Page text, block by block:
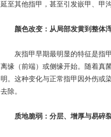
延至其他指甲，甚至引发嵌甲、甲
颜色改变：从局部发黄到整体
灰指甲早期最明显的特征是指甲
离缘（前端）或侧缘开始。随着真
明。这种变化与正常指甲因外伤或
去除。
质地脆弱：分层、增厚与易碎